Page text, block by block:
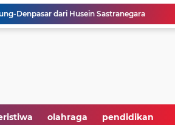
Denpasar dari Husein Sastranegara
Dorong Daya Beli dan Ekonomi Nasional
PSEL Legok Nangka
olahraga pendidikan